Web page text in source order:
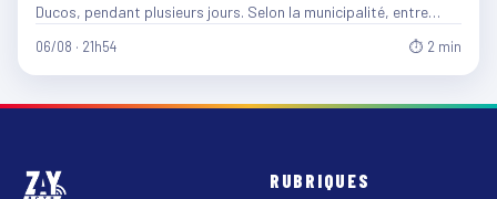
Ducos, pendant plusieurs jours. Selon la municipalité, entre…
06/08 · 21h54 ⏱ 2 min
RUBRIQUES